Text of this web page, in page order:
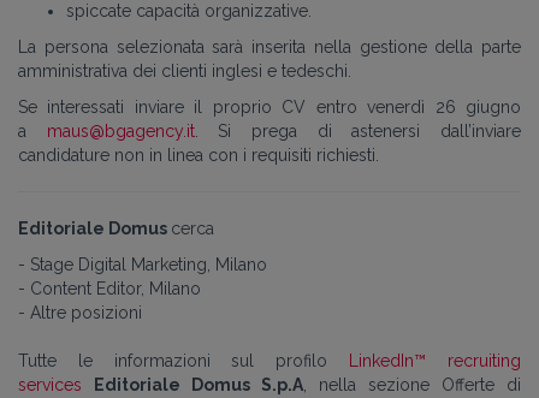
spiccate capacità organizzative.
La persona selezionata sarà inserita nella gestione della parte
amministrativa dei clienti inglesi e tedeschi.
Se interessati inviare il proprio CV entro venerdì 26 giugno
a maus@bgagency.it. Si prega di astenersi dall’inviare
candidature non in linea con i requisiti richiesti.
Editoriale Domus cerca
- Stage Digital Marketing, Milano
- Content Editor, Milano
- Altre posizioni
Tutte le informazioni sul profilo
LinkedIn™ recruiting
services
Editoriale Domus S.p.A , nella sezione Offerte di